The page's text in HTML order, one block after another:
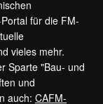
für die FM-
vieles mehr.
Sparte "Bau- und
und
auch: CAFM-